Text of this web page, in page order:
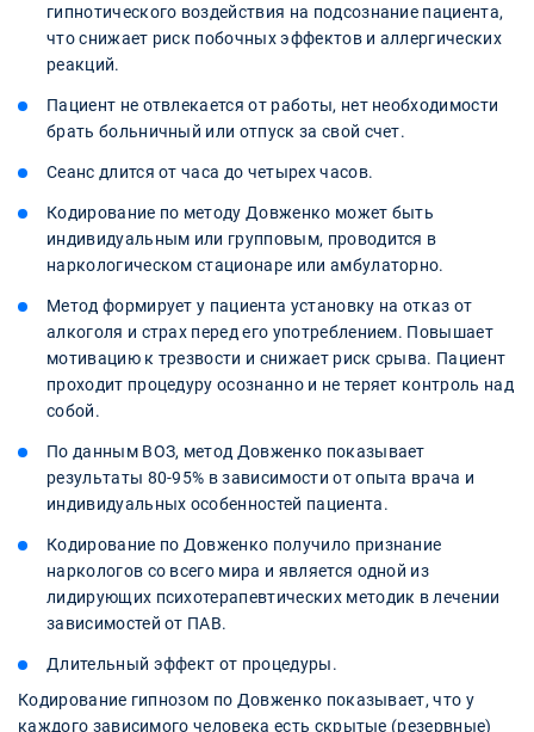
гипнотического воздействия на подсознание пациента,
что снижает риск побочных эффектов и аллергических
реакций.
Пациент не отвлекается от работы, нет необходимости
брать больничный или отпуск за свой счет.
Сеанс длится от часа до четырех часов.
Кодирование по методу Довженко может быть
индивидуальным или групповым, проводится в
наркологическом стационаре или амбулаторно.
Метод формирует у пациента установку на отказ от
алкоголя и страх перед его употреблением. Повышает
мотивацию к трезвости и снижает риск срыва. Пациент
проходит процедуру осознанно и не теряет контроль над
собой.
По данным ВОЗ, метод Довженко показывает
результаты 80-95% в зависимости от опыта врача и
индивидуальных особенностей пациента.
Кодирование по Довженко получило признание
наркологов со всего мира и является одной из
лидирующих психотерапевтических методик в лечении
зависимостей от ПАВ.
Длительный эффект от процедуры.
Кодирование гипнозом по Довженко показывает, что у
каждого зависимого человека есть скрытые (резервные)